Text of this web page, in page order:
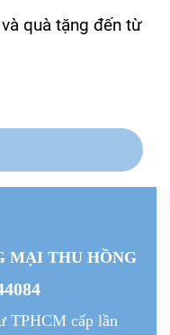
quà tặng đến từ
MẠI THU HỒNG
TPHCM cấp lần